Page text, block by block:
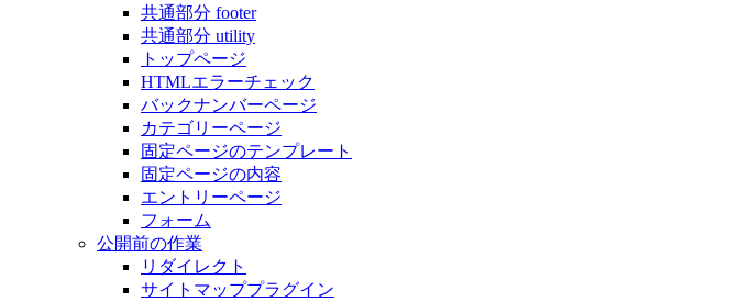
共通部分 footer
共通部分 utility
トップページ
HTMLエラーチェック
バックナンバーページ
カテゴリーページ
固定ページのテンプレート
固定ページの内容
エントリーページ
フォーム
公開前の作業
リダイレクト
サイトマッププラグイン